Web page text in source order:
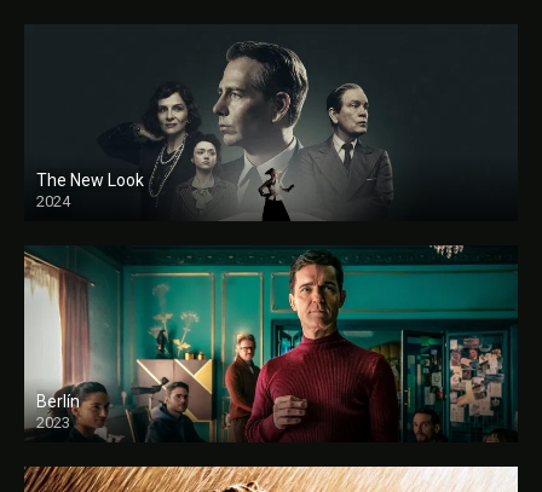
The New Look
2024
Berlín
2023